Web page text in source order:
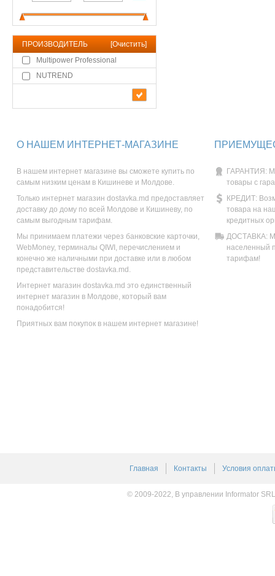
ПРОИЗВОДИТЕЛЬ [Очистить]
Multipower Professional
NUTREND
О НАШЕМ ИНТЕРНЕТ-МАГАЗИНЕ
В нашем интернет магазине вы сможете купить по
самым низким ценам в Кишиневе и Молдове.
Только интернет магазин dostavka.md предоставляет
доставку до дому по всей Молдове и Кишиневу, по
самым выгодным тарифам.
Мы принимаем платежи через банковские карточки,
WebMoney, терминалы QIWI, перечислением и
конечно же наличными при доставке или в любом
представительстве dostavka.md.
Интернет магазин dostavka.md это единственный
интернет магазин в Молдове, который вам
понадобится!
Приятных вам покупок в нашем интернет магазине!
ГАРАНТИЯ:
товары с
КРЕДИТ:
товара на
кредитных
ДОСТАВКА:
населенный
тарифам!
Главная Контакты Условия
© 2009-2022, В управлении Informator SRL